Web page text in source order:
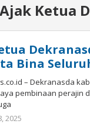
Ketua
Bina
– Dekranasda
pembinaan perajin
2025